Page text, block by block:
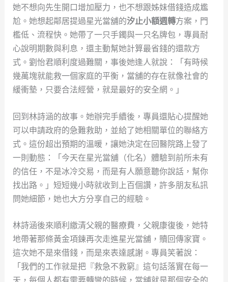
她不想向先生開口增加壓力，也不想跟姊妹借錢造成尷
尬。她想起鄰居提過星光當舖的汐止小額週轉方案，門
檻低、流程快。她帶了一只手鐲與一只名牌包，專員耐
心說明期數與利息，還主動幫她計算最省錢的還款方
式。劉怡君順利度過難關，事後她逢人就說：「有時候
幾萬塊就能救一個家庭的平衡，當舖的存在就像社會的
緩衝墊，只要合法經營，就是最好的安全網。」
回到林詩涵的故事。她辦完手續後，專員還貼心提醒她
可以申請政府的急難救助，並給了她相關單位的聯絡方
式。這份超出預期的溫暖，讓她決定在回醫院路上發了
一則動態：「今天在星光當舖（化名）體驗到前所未有
的信任，不是冰冷交易，而是有人願意聽你說話，幫你
找出路。」短短幾小時就收到上百個讚，許多朋友私訊
問她細節，她也大方分享自己的經驗。
林詩涵後來順利繳清父親的醫療費，父親康復後，她特
地帶著那條黃金項鍊再次走進星光當舖，贖回傳家寶。
這次她不是來借錢，而是來表達感謝。專員笑著說：
「我們的工作就是把『救急不救窮』這句話落實在每一